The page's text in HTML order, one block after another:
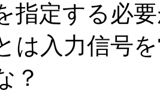
指定する必
は入力信号
？